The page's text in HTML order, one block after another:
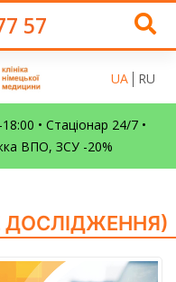
57
UA RU
• Стаціонар 24/7 •
ВПО, ЗСУ -20%
ДОСЛІДЖЕННЯ)